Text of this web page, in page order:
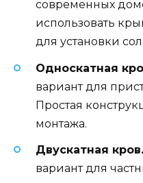
современных
использовать
для установки
Односкатная
вариант для
Простая
монтажа.
Двускатная
вариант для